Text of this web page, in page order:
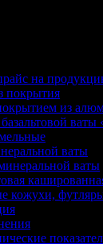
на
покрытия
из
ваты
ваты
ваты
кожухи,